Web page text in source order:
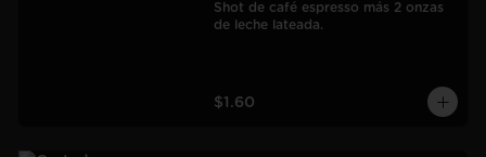
Shot de café espresso más 2 onzas
de leche lateada.
$1.60